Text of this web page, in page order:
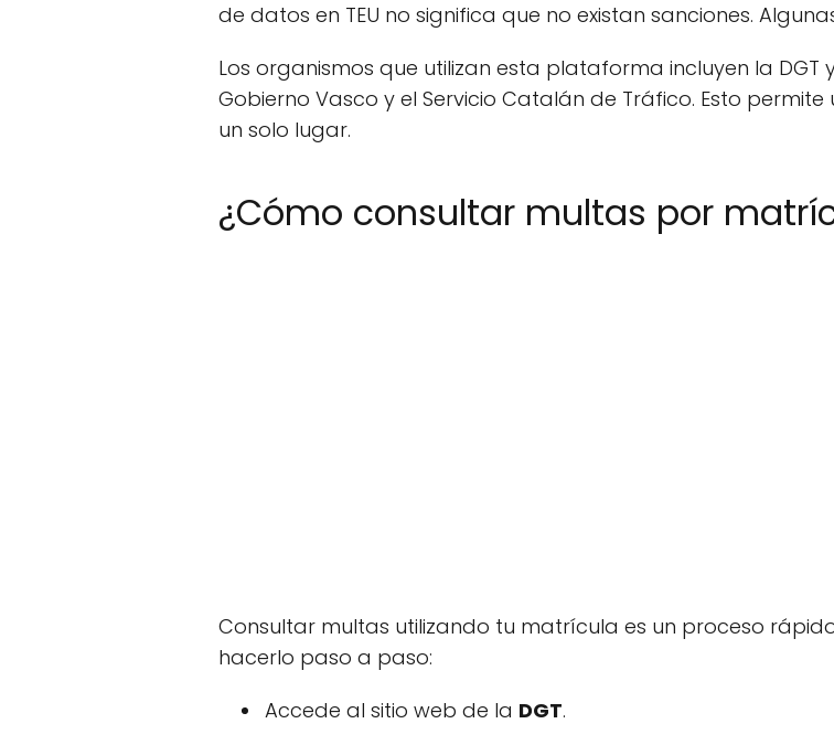
de datos en TEU no significa que no existan sanciones.
Los organismos que utilizan esta plataforma incluyen la
Gobierno Vasco y el Servicio Catalán de Tráfico. Esto
un solo lugar.
¿Cómo consultar multas por
Consultar multas utilizando tu matrícula es un proceso
hacerlo paso a paso:
Accede al sitio web de la DGT.